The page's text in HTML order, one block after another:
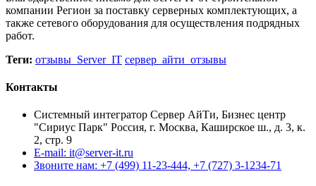
компании Регион за поставку серверных комплектующих, а
также сетевого оборудования для осуществления подрядных
работ.
Теги: отзывы_Server_IT сервер_айти_отзывы
Контакты
Системный интегратор Сервер АйТи, Бизнес центр
"Сириус Парк" Россия, г. Москва, Каширское ш., д. 3, к.
2, стр. 9
E-mail: it@server-it.ru
Звоните нам: +7 (499) 11-23-444, +7 (727) 3-1234-71